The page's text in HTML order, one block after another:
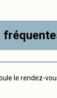
le rendez-